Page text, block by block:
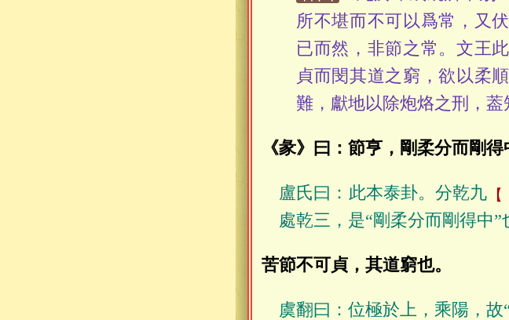
所不堪而不可以爲常，又
已而然，非節之常。文王
貞而閔其道之窮，欲以柔
難，獻地以除炮烙之刑，葢
《彖》曰：節亨，剛柔分而剛得
盧氏曰：此本泰卦。分乾九
處乾三，是“剛柔分而剛得中”
苦節不可貞，其道窮也。
虞翻曰：位極於上，乘陽，故“